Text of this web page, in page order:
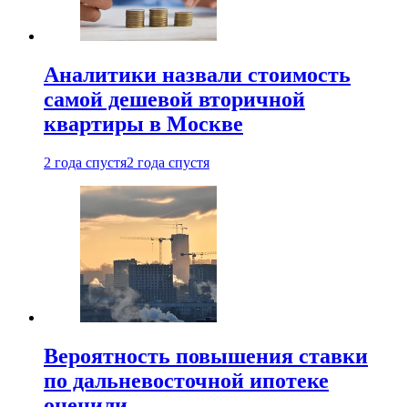
Аналитики назвали стоимость
самой дешевой вторичной
квартиры в Москве
2 года спустя2 года спустя
Вероятность повышения ставки
по дальневосточной ипотеке